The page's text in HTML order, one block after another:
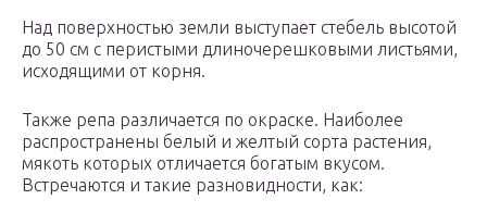
Над поверхностью земли выступает стебель высотой
до 50 см с перистыми длиночерешковыми листьями,
исходящими от корня.
Также репа различается по окраске. Наиболее
распространены белый и желтый сорта растения,
мякоть которых отличается богатым вкусом.
Встречаются и такие разновидности, как: